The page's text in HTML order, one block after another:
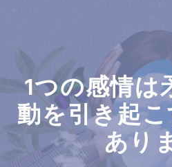
1つの感情は
動を引き起
あり